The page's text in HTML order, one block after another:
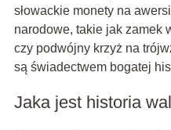
słowackie monety na
narodowe, takie jak zamek
czy podwójny krzyż na
są świadectwem bogatej
Jaka jest historia